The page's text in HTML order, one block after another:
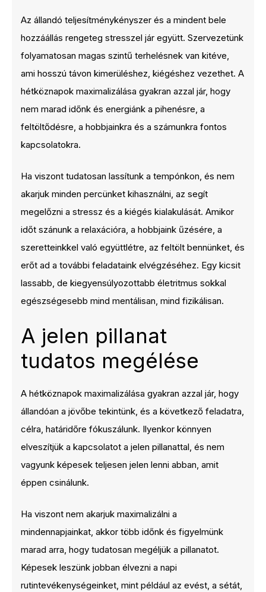
Az állandó teljesítménykényszer és a mindent bele
hozzáállás rengeteg stresszel jár együtt. Szervezetünk
folyamatosan magas szintű terhelésnek van kitéve,
ami hosszú távon kimerüléshez, kiégéshez vezethet. A
hétköznapok maximalizálása gyakran azzal jár, hogy
nem marad időnk és energiánk a pihenésre, a
feltöltődésre, a hobbjainkra és a számunkra fontos
kapcsolatokra.
Ha viszont tudatosan lassítunk a tempónkon, és nem
akarjuk minden percünket kihasználni, az segít
megelőzni a stressz és a kiégés kialakulását. Amikor
időt szánunk a relaxációra, a hobbjaink űzésére, a
szeretteinkkel való együttlétre, az feltölt bennünket, és
erőt ad a további feladataink elvégzéséhez. Egy kicsit
lassabb, de kiegyensúlyozottabb életritmus sokkal
egészségesebb mind mentálisan, mind fizikálisan.
A jelen pillanat
tudatos megélése
A hétköznapok maximalizálása gyakran azzal jár, hogy
állandóan a jövőbe tekintünk, és a következő feladatra,
célra, határidőre fókuszálunk. Ilyenkor könnyen
elveszítjük a kapcsolatot a jelen pillanattal, és nem
vagyunk képesek teljesen jelen lenni abban, amit
éppen csinálunk.
Ha viszont nem akarjuk maximalizálni a
mindennapjainkat, akkor több időnk és figyelmünk
marad arra, hogy tudatosan megéljük a pillanatot.
Képesek leszünk jobban élvezni a napi
rutintevékenységeinket, mint például az evést, a sétát,